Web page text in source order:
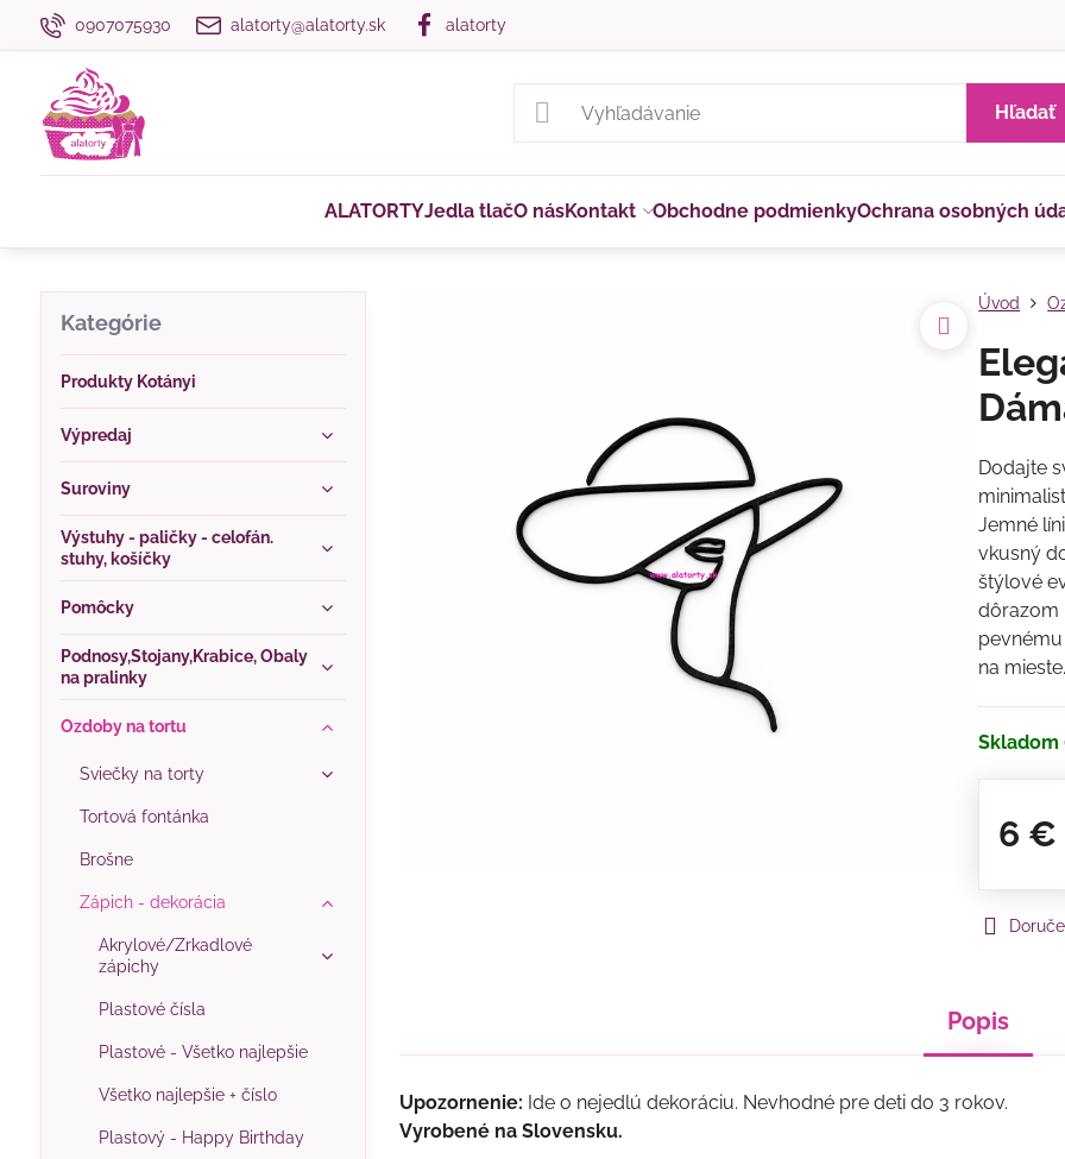
0907075930 alatorty@alatorty.sk alatorty
Hľadať
ALATORTYJedla tlačO násKontakt Obchodne podmienkyOchrana osobných
Úvod
Dodajte
Jemné
vkusný
štýlové
dôrazom
na
Skladom
6 €
Popis
Upozornenie: Ide o nejedlú dekoráciu. Nevhodné pre deti do 3 rokov.
Vyrobené na Slovensku.
Kategórie
Produkty Kotányi
Výpredaj
Suroviny
Výstuhy - paličky - celofán.
stuhy, košíčky
Pomôcky
Podnosy,Stojany,Krabice, Obaly
na pralinky
Ozdoby na tortu
Sviečky na torty
Tortová fontánka
Brošne
Zápich - dekorácia
Akrylové/Zrkadlové
zápichy
Plastové čísla
Plastové - Všetko najlepšie
Všetko najlepšie + číslo
Plastový - Happy Birthday